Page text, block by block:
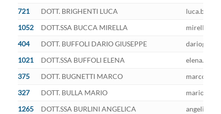
721
DOTT. BRIGHENTI LUCA
1052
DOTT.SSA BUCCA MIRELLA
404
DOTT. BUFFOLI DARIO GIUSEPPE
1021
DOTT.SSA BUFFOLI ELENA
375
DOTT. BUGNETTI MARCO
327
DOTT. BULLA MARIO
1265
DOTT.SSA BURLINI ANGELICA